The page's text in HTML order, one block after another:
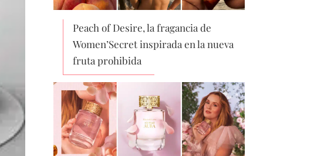
Peach of Desire, la fragancia de
Women’Secret inspirada en la nueva
fruta prohibida